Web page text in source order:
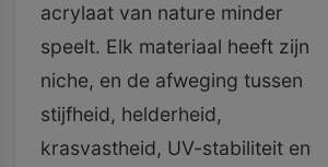
acrylaat van nature minder
speelt. Elk materiaal heeft zijn
niche, en de afweging tussen
stijfheid, helderheid,
krasvastheid, UV-stabiliteit en